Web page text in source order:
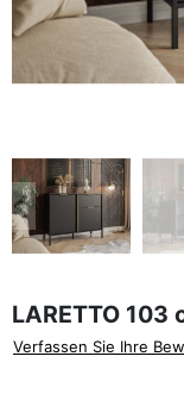
Zurück
LARETTO 103
Verfassen Sie Ihre